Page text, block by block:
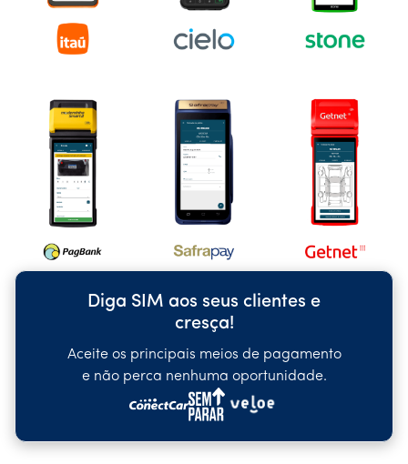
Diga SIM aos seus clientes e
cresça!
Aceite os principais meios de pagamento
e não perca nenhuma oportunidade.